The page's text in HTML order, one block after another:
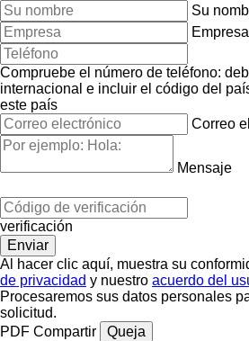
Su
Empresa
Compruebe el número de teléfono:
internacional e incluir el código del
este país
Correo
Mensaje
verificación
Al hacer clic aquí, muestra su
de privacidad y nuestro acuerdo del
Procesaremos sus datos personales
solicitud.
PDF Compartir
Queja